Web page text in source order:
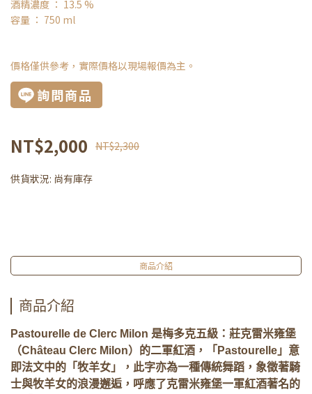
酒精濃度 ： 13.5 %
容量 ： 750 ml
價格僅供參考，實際價格以現場報價為主。
詢問商品
NT$2,000 NT$2,300
供貨狀況: 尚有庫存
商品介紹
商品介紹
Pastourelle de Clerc Milon 是梅多克五級：莊克雷米雍堡
（Château Clerc Milon）的二軍紅酒，「Pastourelle」意
即法文中的「牧羊女」，此字亦為一種傳統舞蹈，象徵著騎
士與牧羊女的浪漫邂逅，呼應了克雷米雍堡一軍紅酒著名的